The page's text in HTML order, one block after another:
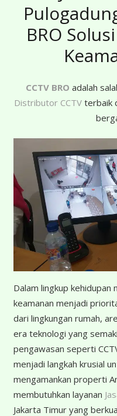
BRO
CCTV BRO adalah
Distributor CCTVterbaik
Dalam lingkup
keamanan menjadi
dari lingkungan rumah,
era teknologi yang
pengawasan seperti
menjadi langkah krusial
mengamankan properti
membutuhkan layanan
Jakarta Timur yang